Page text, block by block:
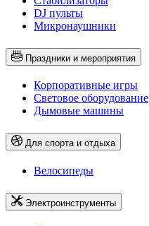
DJ пульты
Микронаушники
Праздники и мероприятия
Корпоративные игры
Световое оборудование
Дымовые машины
Для спорта и отдыха
Велосипеды
Электроинструменты